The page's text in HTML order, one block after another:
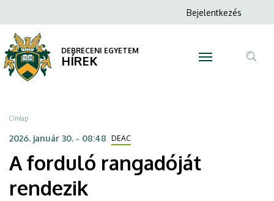
forduló
rangadóját
rendezik
DEBRECENI
EGYETEM
a
tartalomra
Anonim
menüje
Bejelentkezés
DEBRECENI EGYETEM
HÍREK
Morzsa
Címlap
2026. január 30. - 08:48 DEAC
A forduló rangadóját
rendezik